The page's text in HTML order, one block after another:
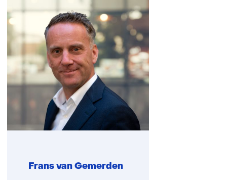
over
(Neem
contact
met
ons
op)
Frans van Gemerden